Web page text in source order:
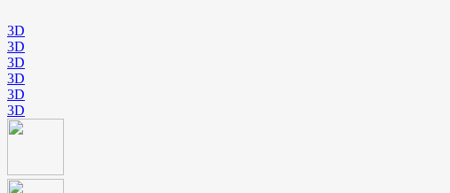
3D
3D
3D
3D
3D
3D